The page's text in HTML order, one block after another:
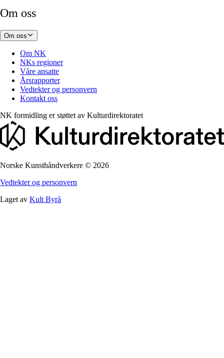
Om oss
Om oss
Om NK
NKs regioner
Våre ansatte
Årsrapporter
Vedtekter og personvern
Kontakt oss
NK formidling er støttet av Kulturdirektoratet
Norske Kunsthåndverkere © 2026
Vedtekter og personvern
Laget av Kult Byrå